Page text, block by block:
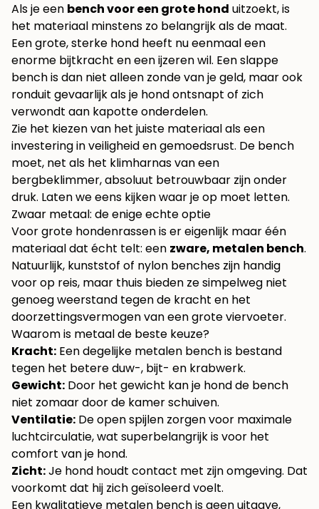
Als je een bench voor een grote hond uitzoekt, is
het materiaal minstens zo belangrijk als de maat.
Een grote, sterke hond heeft nu eenmaal een
enorme bijtkracht en een ijzeren wil. Een slappe
bench is dan niet alleen zonde van je geld, maar ook
ronduit gevaarlijk als je hond ontsnapt of zich
verwondt aan kapotte onderdelen.
Zie het kiezen van het juiste materiaal als een
investering in veiligheid en gemoedsrust. De bench
moet, net als het klimharnas van een
bergbeklimmer, absoluut betrouwbaar zijn onder
druk. Laten we eens kijken waar je op moet letten.
Zwaar metaal: de enige echte optie
Voor grote hondenrassen is er eigenlijk maar één
materiaal dat écht telt: een zware, metalen bench.
Natuurlijk, kunststof of nylon benches zijn handig
voor op reis, maar thuis bieden ze simpelweg niet
genoeg weerstand tegen de kracht en het
doorzettingsvermogen van een grote viervoeter.
Waarom is metaal de beste keuze?
Kracht: Een degelijke metalen bench is bestand
tegen het betere duw-, bijt- en krabwerk.
Gewicht: Door het gewicht kan je hond de bench
niet zomaar door de kamer schuiven.
Ventilatie: De open spijlen zorgen voor maximale
luchtcirculatie, wat superbelangrijk is voor het
comfort van je hond.
Zicht:Je hond houdt contact met zijn omgeving. Dat
voorkomt dat hij zich geïsoleerd voelt.
Een kwalitatieve metalen bench is geen uitgave,